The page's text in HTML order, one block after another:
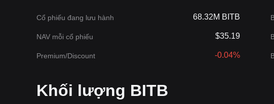
Cổ phiếu đang lưu hành 68.32M BITB
NAV mỗi cổ phiếu $35.19
Premium/Discount -0.04%
‌Khối lượng BITB